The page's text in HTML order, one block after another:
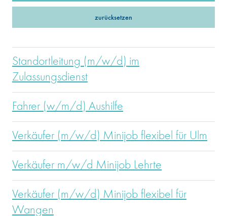
zurücksetzen
Standortleitung (m/w/d) im
Zulassungsdienst
Fahrer (w/m/d) Aushilfe
Verkäufer (m/w/d) Minijob flexibel für Ulm
Verkäufer m/w/d Minijob Lehrte
Verkäufer (m/w/d) Minijob flexibel für
Wangen